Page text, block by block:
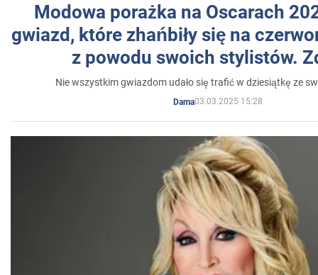
Modowa porażka na Oscarach
gwiazd, które zhańbiły się na
z powodu swoich stylistów.
Nie wszystkim gwiazdom udało się trafić w dziesiątkę ze
Dama03.03.2025 15:28